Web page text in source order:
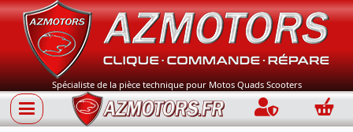
Spécialiste de la pièce technique pour Motos Quads Scooters
Connection